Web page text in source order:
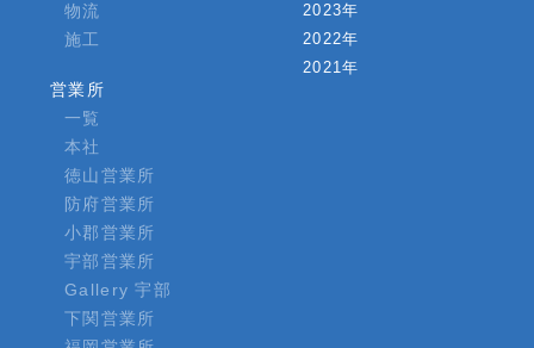
物流
施工
営業所
一覧
本社
徳山営業所
防府営業所
小郡営業所
宇部営業所
Gallery 宇部
下関営業所
2023年
2022年
2021年